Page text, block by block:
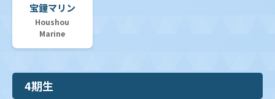
宝鐘マリン
Houshou
Marine
4期生